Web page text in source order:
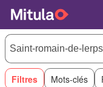
Filtres Mots-clés